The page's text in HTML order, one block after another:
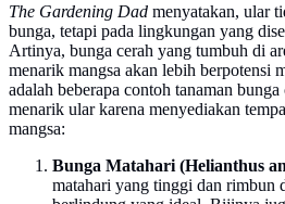
The Gardening Dad menyatakan, ular
bunga, tetapi pada lingkungan yang
Artinya, bunga cerah yang tumbuh di
menarik mangsa akan lebih berpotensi
adalah beberapa contoh tanaman
menarik ular karena menyediakan
mangsa:
Bunga Matahari (Helianthus
matahari yang tinggi dan rimbun